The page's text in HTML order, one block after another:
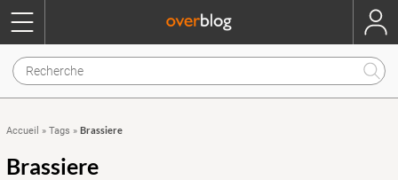
Accueil » Tags » Brassiere
Brassiere